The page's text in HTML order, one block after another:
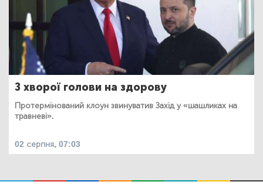
З хворої голови на здорову
Протермінований клоун звинуватив Захід у «шашликах на
травневі».
02 серпня, 07:03